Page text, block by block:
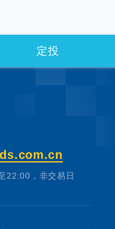
进行划分，并提
机构对基金的风
投资决策之前，
和本风险揭示
定投
22:00，非交易日